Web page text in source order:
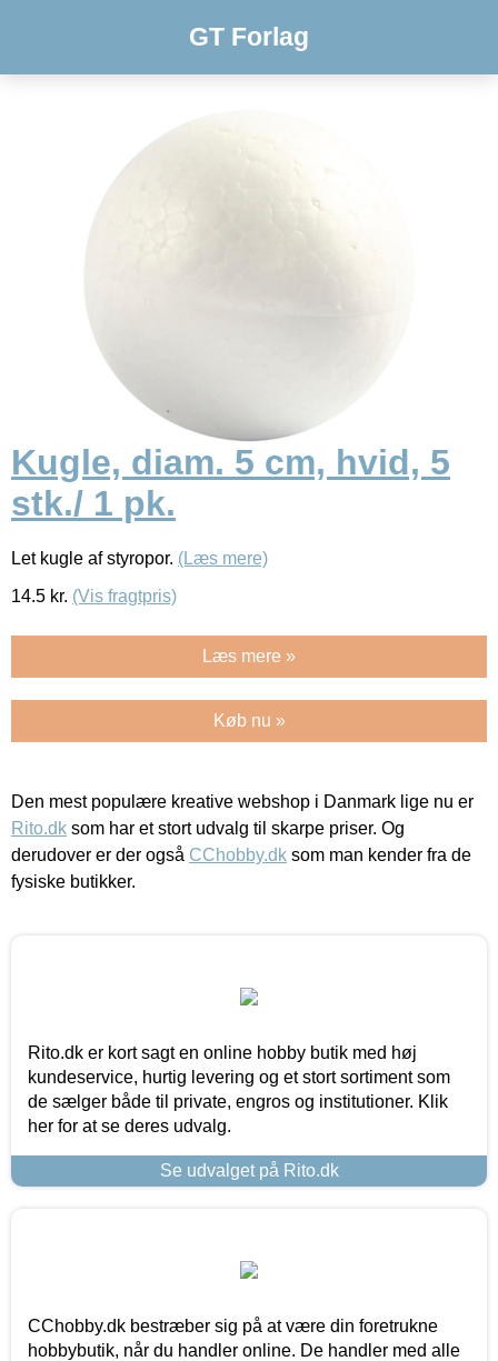
GT Forlag
Kugle, diam. 5 cm, hvid, 5
stk./ 1 pk.
Let kugle af styropor. (Læs mere)
14.5 kr. (Vis fragtpris)
Læs mere »
Køb nu »
Den mest populære kreative webshop i Danmark lige nu er
Rito.dk som har et stort udvalg til skarpe priser. Og
derudover er der også CChobby.dk som man kender fra de
fysiske butikker.
Rito.dk er kort sagt en online hobby butik med høj
kundeservice, hurtig levering og et stort sortiment som
de sælger både til private, engros og institutioner. Klik
her for at se deres udvalg.
Se udvalget på Rito.dk
CChobby.dk bestræber sig på at være din foretrukne
hobbybutik, når du handler online. De handler med alle